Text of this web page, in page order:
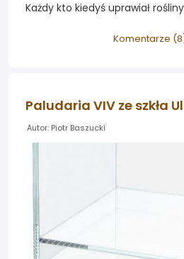
Każdy kto kiedyś uprawiał
problemem szkodników
Zdecydowanie polecam
Komentarze (8
Paludaria VIV ze szkła
Autor: Piotr Baszucki